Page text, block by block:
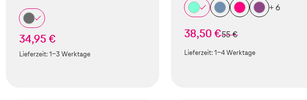
34,95 €
Lieferzeit:1-3 Werktage
+ 6
38,50 €statt
55 €
Lieferzeit:1-4 Werktage